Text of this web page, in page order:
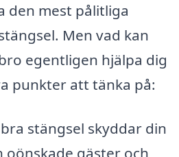
den mest pålitliga
Men vad kan
egentligen hjälpa dig
punkter att tänka på:
stängsel skyddar din
oönskade gäster och